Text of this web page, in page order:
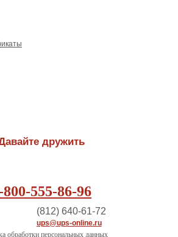
дружить
800-555-86-96
(812) 640-61-72
ups@ups-online.ru
обработки персональных данных